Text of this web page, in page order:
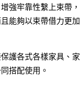
強牢靠性繫上束帶，
能夠以束帶借力更加
護各式各樣家具、家
搭配使用。